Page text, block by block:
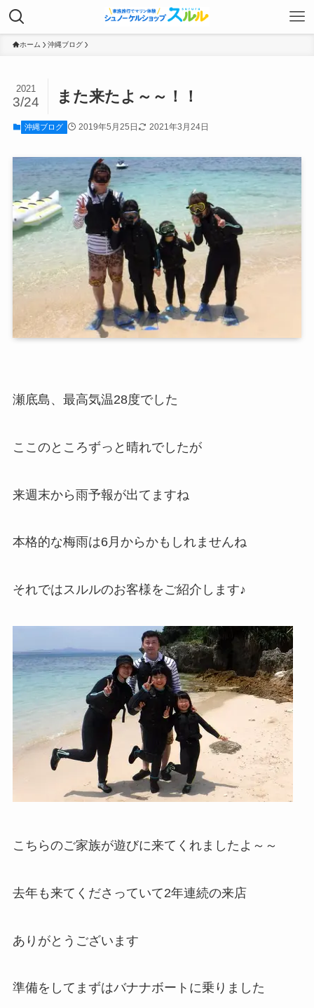
ホーム 沖縄ブログ
また来たよ～～！！
2021
3/24
沖縄ブログ 2019年5月25日 2021年3月24日
瀬底島、最高気温28度でした
ここのところずっと晴れでしたが
来週末から雨予報が出てますね
本格的な梅雨は6月からかもしれませんね
それではスルルのお客様をご紹介します♪
こちらのご家族が遊びに来てくれましたよ～～
去年も来てくださっていて2年連続の来店
ありがとうございます
準備をしてまずはバナナボートに乗りました